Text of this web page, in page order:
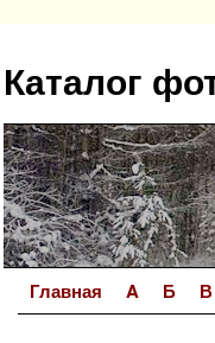
содержимому
Каталог
Главная A Б В